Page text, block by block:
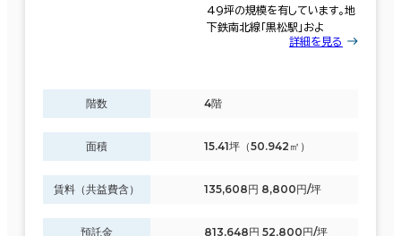
49坪の規模を有しています。地
下鉄南北線「黒松駅」およ
詳細を見る
階数 4階
面積 15.41坪（50.942㎡）
賃料（共益費含） 135,608円 8,800円/坪
預託金 813,648円 52,800円/坪